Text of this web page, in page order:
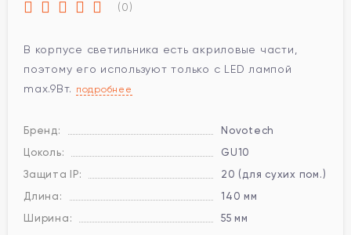
(0)
В корпусе светильника есть акриловые части,
поэтому его используют только с LED лампой
max.9Вт. подробнее
Бренд:
Novotech
Цоколь:
GU10
Защита IP:
20 (для сухих пом.)
Длина:
140 мм
Ширина:
55 мм